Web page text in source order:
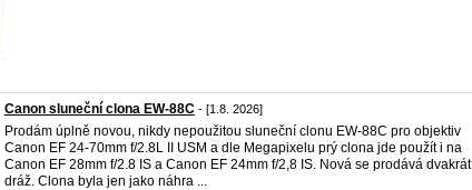
Canon sluneční clona EW-88C - [1.8. 2026]
Prodám úplně novou, nikdy nepoužitou sluneční clonu EW-88C pro objektiv
Canon EF 24-70mm f/2.8L II USM a dle Megapixelu prý clona jde použít i na
Canon EF 28mm f/2.8 IS a Canon EF 24mm f/2,8 IS. Nová se prodává dvakrát
dráž. Clona byla jen jako náhra ...